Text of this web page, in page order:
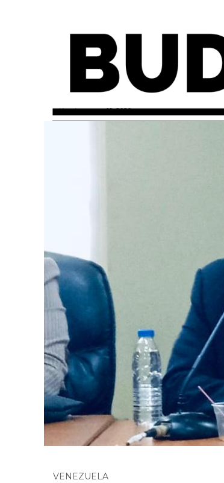
miércoles, enero 19, 2022
VENEZUELA